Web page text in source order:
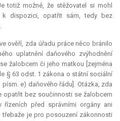
totiž možné, že stěžovatel si mohl
dispozici, opatřit sám, tedy bez
ověří, zda úřadu práce něco bránilo
uplatnění daňového zvýhodnění
žalobcem či jeho matkou [zejména
§ 63 odst. 1 zákona o státní sociální
e) daňového řádu]. Otázka, zda
opatřit bez součinnosti se žalobcem
před správními orgány ani
je pro posouzení zákonnosti